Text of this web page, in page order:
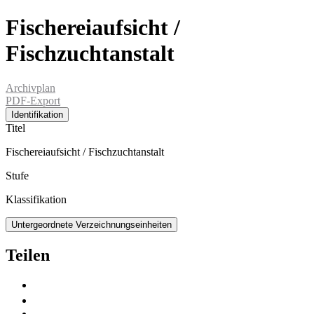
Fischereiaufsicht /
Fischzuchtanstalt
Archivplan
PDF-Export
Identifikation
Titel
Fischereiaufsicht / Fischzuchtanstalt
Stufe
Klassifikation
Untergeordnete Verzeichnungseinheiten
Teilen